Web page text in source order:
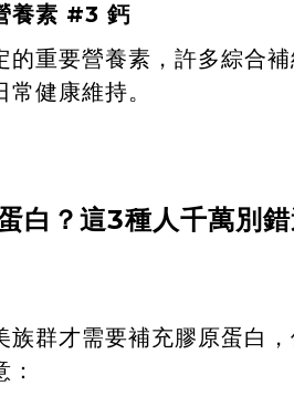
養素 #3 鈣
的重要營養素，許多綜合
健康維持。
白？這3種人千萬別錯
族群才需要補充膠原蛋白